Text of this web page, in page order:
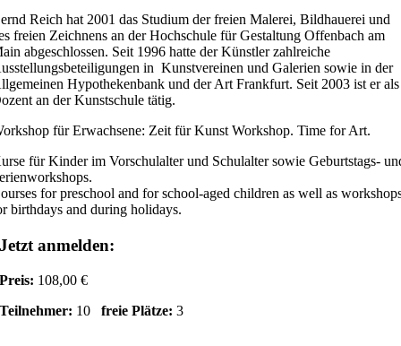
Reich hat 2001 das Studium der freien Malerei, Bildhauerei und
freien Zeichnens an der Hochschule für Gestaltung Offenbach am
abgeschlossen. Seit 1996 hatte der Künstler zahlreiche
in Kunstvereinen und Galerien sowie in der
Hypothekenbank und der Art Frankfurt. Seit 2003 ist er als
an der Kunstschule tätig.
für Erwachsene: Zeit für Kunst Workshop. Time for Art.
für Kinder im Vorschulalter und Schulalter sowie Geburtstags-
for preschool and for school-aged children as well as
birthdays and during holidays.
Jetzt anmelden:
Preis: 108,00 €
Teilnehmer: 10freie Plätze: 3